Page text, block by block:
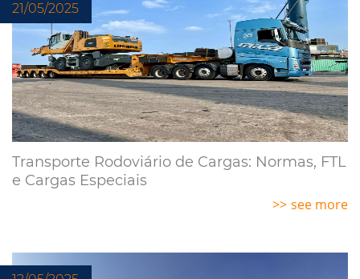
21/05/2025
Transporte Rodoviário de Cargas: Normas, FTL
e Cargas Especiais
see more